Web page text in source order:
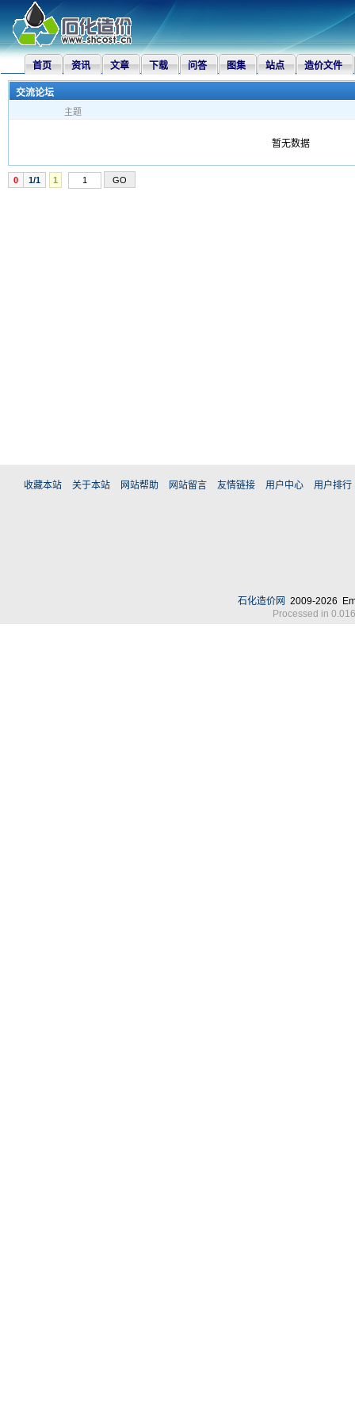
首页 资讯 文章 下载 问答 图集 站点 造价文件
交流论坛
主题
暂无数据
0 1/1 1
收藏本站 关于本站 网站帮助 网站留言 友情链接 用户中心 用户排行
石化造价网 2009-2026
Processed in